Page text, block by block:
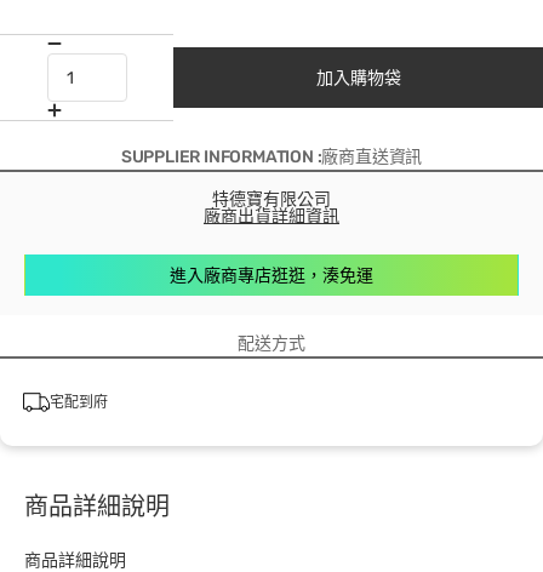
加入購物袋
SUPPLIER INFORMATION :廠商直送資訊
特德寶有限公司
廠商出貨詳細資訊
進入廠商專店逛逛，湊免運
配送方式
宅配到府
商品詳細說明
商品詳細說明